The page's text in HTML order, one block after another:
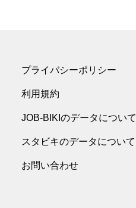
プライバシーポリシー
利用規約
JOB-BIKIのデータについて
スタビキのデータについて
お問い合わせ